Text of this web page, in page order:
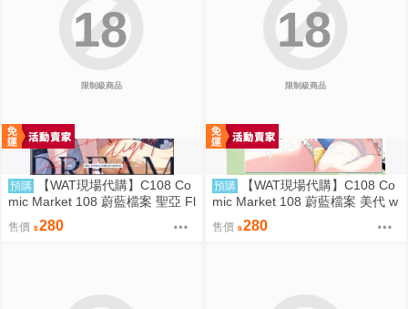
限制級商品
18
預購
【WAT現場代購】C108 Co
mic Market 108 蔚藍檔案 聖亞 Fl
oating Light
售價 280
限制級商品
18
預購
【WAT現場代購】C108 Co
mic Market 108 蔚藍檔案 美代 w
ild summer
售價 280